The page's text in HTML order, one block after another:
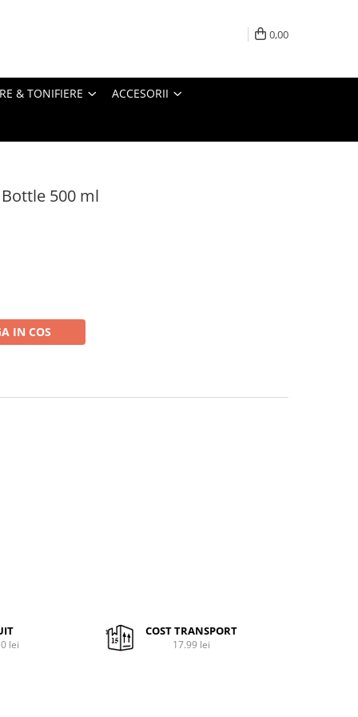
0,00
& TONIFIERE ACCESORII
500 ml
IN COS
lei
COST TRANSPORT
17.99 lei